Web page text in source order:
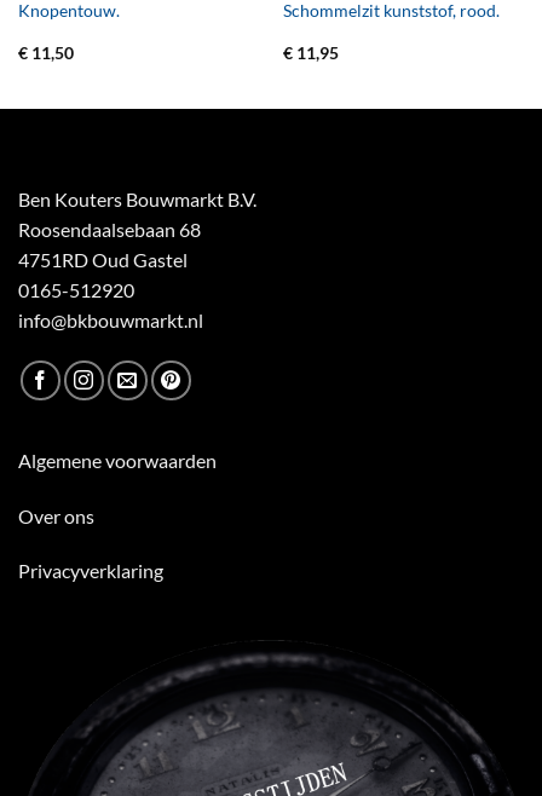
Knopentouw.
€11,50
Schommelzit kunststof, rood.
€11,95
Ben Kouters Bouwmarkt B.V.
Roosendaalsebaan 68
4751RD Oud Gastel
0165-512920
info@bkbouwmarkt.nl
Algemene voorwaarden
Over ons
Privacyverklaring